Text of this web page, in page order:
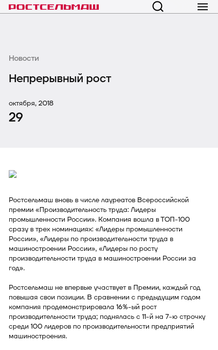
Новости
Непрерывный рост
октября, 2018
29
Ростсельмаш вновь в числе лауреатов Всероссийской
премии «Производительность труда: Лидеры
промышленности России». Компания вошла в ТОП-100
сразу в трех номинациях: «Лидеры промышленности
России», «Лидеры по производительности труда в
машиностроении России», «Лидеры по росту
производительности труда в машиностроении России за
год».
Ростсельмаш не впервые участвует в Премии, каждый год
повышая свои позиции. В сравнении с предыдущим годом
компания продемонстрировала 16%-ый рост
производительности труда; поднялась с 11-й на 7-ю строчку
среди 100 лидеров по производительности предприятий
машиностроения.